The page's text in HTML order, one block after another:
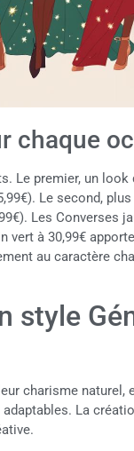
chaque
Le premier, un look
Le second,
Les Converses
vert à 30,99€
au caractère
style
charisme naturel,
La